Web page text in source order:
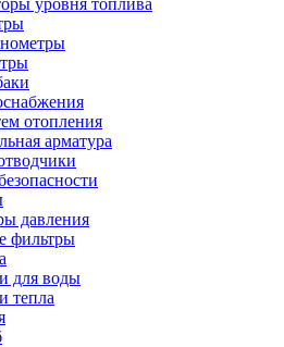
уровня топлива
отопления
арматура
давления
фильтры
для воды
тепла